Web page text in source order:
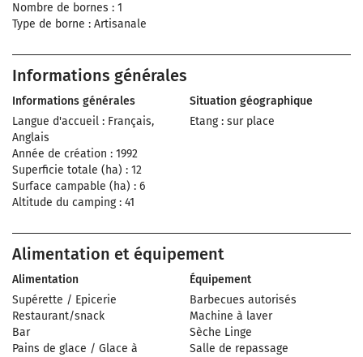
Nombre de bornes : 1
Type de borne : Artisanale
Informations générales
Informations générales
Langue d'accueil : Français,
Anglais
Année de création : 1992
Superficie totale (ha) : 12
Surface campable (ha) : 6
Altitude du camping : 41
Situation géographique
Etang : sur place
Alimentation et équipement
Alimentation
Supérette / Epicerie
Restaurant/snack
Bar
Pains de glace / Glace à
Équipement
Barbecues autorisés
Machine à laver
Sèche Linge
Salle de repassage